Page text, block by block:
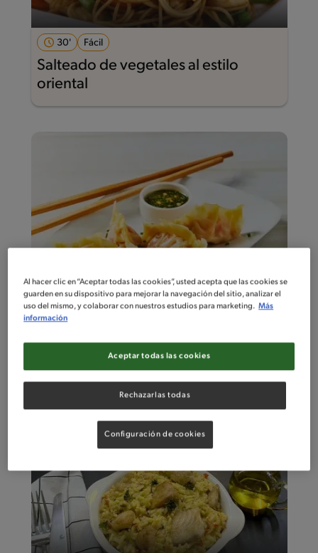
30' Fácil
Salteado de vegetales al estilo
oriental
70' Intermedio
Al hacer clic en “Aceptar todas las cookies”, usted acepta que las cookies se
guarden en su dispositivo para mejorar la navegación del sitio, analizar el
uso del mismo, y colaborar con nuestros estudios para marketing. Más
información
Rechazarlas todas
Aceptar todas las cookies
Configuración de cookies